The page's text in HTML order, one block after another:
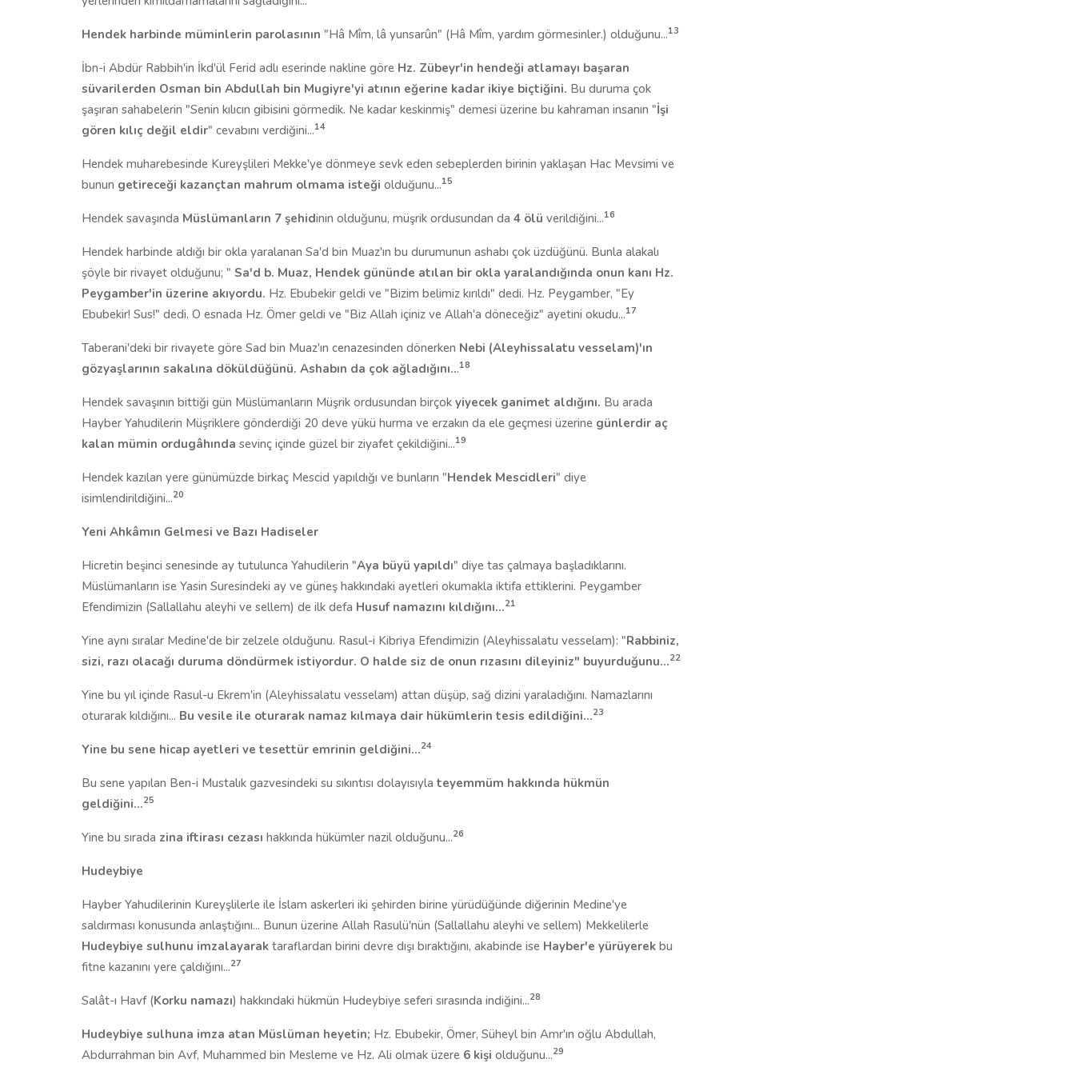
Hendek harbinde müminlerin parolasının "Hâ Mîm, lâ yunsarûn" (Hâ Mîm, yardım görmesinler.) olduğunu...13
İbn-i Abdür Rabbih'in İkd'ül Ferid adlı eserinde nakline göre Hz. Zübeyr'in hendeği atlamayı başaran
süvarilerden Osman bin Abdullah bin Mugiyre'yi atının eğerine kadar ikiye biçtiğini. Bu duruma çok
şaşıran sahabelerin "Senin kılıcın gibisini görmedik. Ne kadar keskinmiş" demesi üzerine bu kahraman insanın "İşi
gören kılıç değil eldir" cevabını verdiğini...14
Hendek muharebesinde Kureyşlileri Mekke'ye dönmeye sevk eden sebeplerden birinin yaklaşan Hac Mevsimi ve
bunun getireceği kazançtan mahrum olmama isteği olduğunu...15
Hendek savaşında Müslümanların 7 şehidinin olduğunu, müşrik ordusundan da 4 ölü verildiğini...16
Hendek harbinde aldığı bir okla yaralanan Sa'd bin Muaz'ın bu durumunun ashabı çok üzdüğünü. Bunla alakalı
şöyle bir rivayet olduğunu; " Sa'd b. Muaz, Hendek gününde atılan bir okla yaralandığında onun kanı Hz.
Peygamber'in üzerine akıyordu. Hz. Ebubekir geldi ve "Bizim belimiz kırıldı" dedi. Hz. Peygamber, "Ey
Ebubekir! Sus!" dedi. O esnada Hz. Ömer geldi ve "Biz Allah içiniz ve Allah'a döneceğiz" ayetini okudu...17
Taberani'deki bir rivayete göre Sad bin Muaz'ın cenazesinden dönerken Nebi (Aleyhissalatu vesselam)'ın
gözyaşlarının sakalına döküldüğünü. Ashabın da çok ağladığını...18
Hendek savaşının bittiği gün Müslümanların Müşrik ordusundan birçok yiyecek ganimet aldığını. Bu arada
Hayber Yahudilerin Müşriklere gönderdiği 20 deve yükü hurma ve erzakın da ele geçmesi üzerine günlerdir aç
kalan mümin ordugâhında sevinç içinde güzel bir ziyafet çekildiğini...19
Hendek kazılan yere günümüzde birkaç Mescid yapıldığı ve bunların "Hendek Mescidleri" diye
isimlendirildiğini...20
Yeni Ahkâmın Gelmesi ve Bazı Hadiseler
Hicretin beşinci senesinde ay tutulunca Yahudilerin "Aya büyü yapıldı" diye tas çalmaya başladıklarını.
Müslümanların ise Yasin Suresindeki ay ve güneş hakkındaki ayetleri okumakla iktifa ettiklerini. Peygamber
Efendimizin (Sallallahu aleyhi ve sellem) de ilk defa Husuf namazını kıldığını...21
Yine aynı sıralar Medine'de bir zelzele olduğunu. Rasul-i Kibriya Efendimizin (Aleyhissalatu vesselam): "Rabbiniz,
sizi, razı olacağı duruma döndürmek istiyordur. O halde siz de onun rızasını dileyiniz" buyurduğunu...22
Yine bu yıl içinde Rasul-u Ekrem'in (Aleyhissalatu vesselam) attan düşüp, sağ dizini yaraladığını. Namazlarını
oturarak kıldığını... Bu vesile ile oturarak namaz kılmaya dair hükümlerin tesis edildiğini...23
Yine bu sene hicap ayetleri ve tesettür emrinin geldiğini...24
Bu sene yapılan Ben-i Mustalık gazvesindeki su sıkıntısı dolayısıyla teyemmüm hakkında hükmün
geldiğini...25
Yine bu sırada zina iftirası cezası hakkında hükümler nazil olduğunu...26
Hudeybiye
Hayber Yahudilerinin Kureyşlilerle ile İslam askerleri iki şehirden birine yürüdüğünde diğerinin Medine'ye
saldırması konusunda anlaştığını... Bunun üzerine Allah Rasulü'nün (Sallallahu aleyhi ve sellem) Mekkelilerle
Hudeybiye sulhunu imzalayarak taraflardan birini devre dışı bıraktığını, akabinde ise Hayber'e yürüyerek bu
fitne kazanını yere çaldığını...27
Salât-ı Havf (Korku namazı) hakkındaki hükmün Hudeybiye seferi sırasında indiğini...28
Hudeybiye sulhuna imza atan Müslüman heyetin; Hz. Ebubekir, Ömer, Süheyl bin Amr'ın oğlu Abdullah,
Abdurrahman bin Avf, Muhammed bin Mesleme ve Hz. Ali olmak üzere 6 kişi olduğunu...29